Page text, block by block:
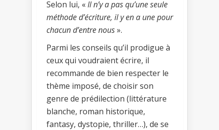
Selon lui, «Il n’y a pas qu’une seule
méthode d’écriture, il y en a une pour
chacun d’entre nous».
Parmi les conseils qu’il prodigue à
ceux qui voudraient écrire, il
recommande de bien respecter le
thème imposé, de choisir son
genre de prédilection (littérature
blanche, roman historique,
fantasy, dystopie, thriller…), de se